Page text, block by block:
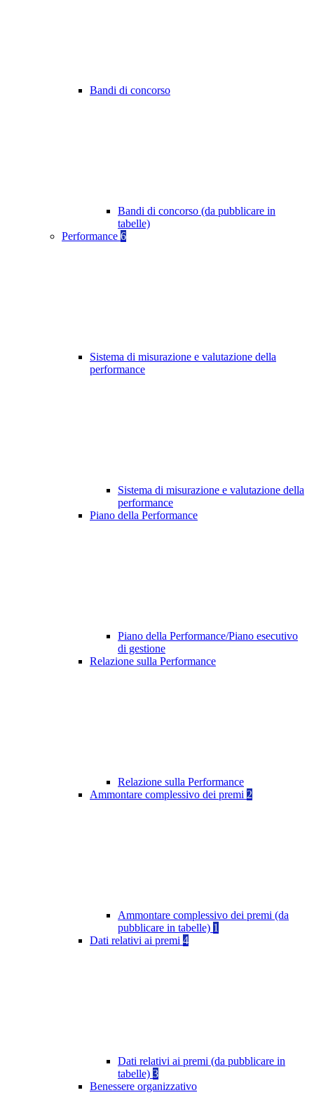
Bandi di concorso
Bandi di concorso (da pubblicare in
tabelle)
Performance 6
Sistema di misurazione e valutazione della
performance
Sistema di misurazione e valutazione della
performance
Piano della Performance
Piano della Performance/Piano esecutivo
di gestione
Relazione sulla Performance
Relazione sulla Performance
Ammontare complessivo dei premi 2
Ammontare complessivo dei premi (da
pubblicare in tabelle) 1
Dati relativi ai premi 4
Dati relativi ai premi (da pubblicare in
tabelle) 3
Benessere organizzativo